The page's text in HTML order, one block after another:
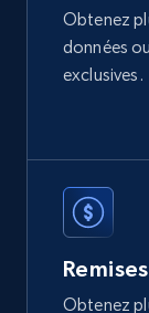
URL,
Reviews
price, and
1.9K+
Obtenez
données
exclusives.
Obtenez